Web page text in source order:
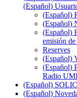
(Español)
(Español)
(Español)
(Español)
emisión
Reserves
(Español)
(Español)
Radio
(Español)
(Español)